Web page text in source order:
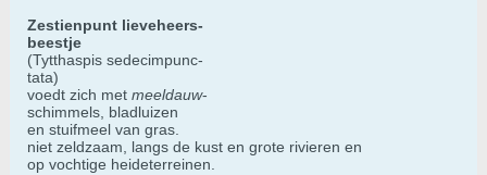
Zestienpunt lieveheers-
beestje
(Tytthaspis sedecimpunc-
tata)
voedt zich met meeldauw-
schimmels, bladluizen
en stuifmeel van gras.
niet zeldzaam, langs de kust en grote rivieren en
op vochtige heideterreinen.